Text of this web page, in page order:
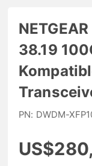
38.19
PN: DWDM-